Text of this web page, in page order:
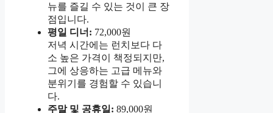
뉴를 즐길 수 있는 것이 큰 장
점입니다.
평일 디너: 72,000원
저녁 시간에는 런치보다 다
소 높은 가격이 책정되지만,
그에 상응하는 고급 메뉴와
분위기를 경험할 수 있습니
다.
주말 및 공휴일: 89,000원